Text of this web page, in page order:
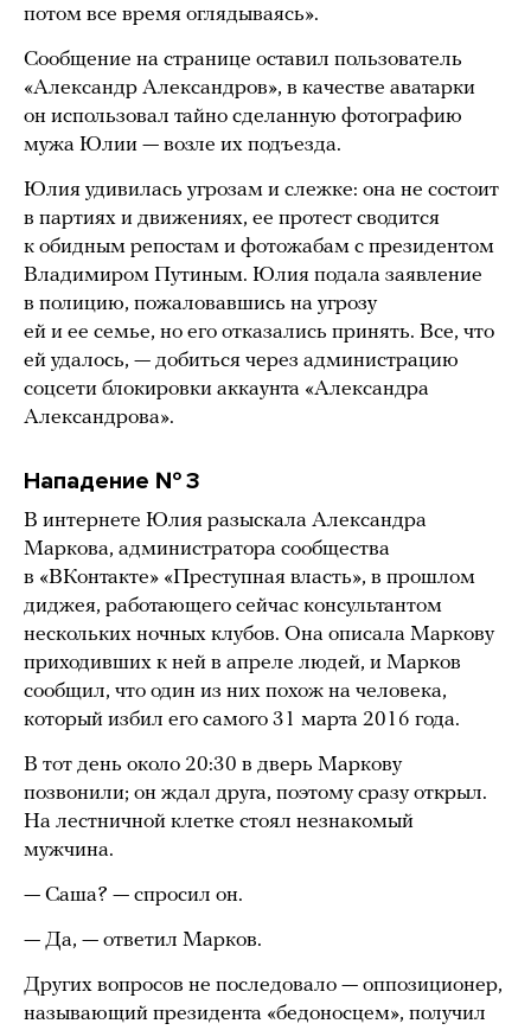
потом все время оглядываясь».
Сообщение на странице оставил пользователь
«Александр Александров», в качестве аватарки
он использовал тайно сделанную фотографию
мужа Юлии — возле их подъезда.
Юлия удивилась угрозам и слежке: она не состоит
в партиях и движениях, ее протест сводится
к обидным репостам и фотожабам с президентом
Владимиром Путиным. Юлия подала заявление
в полицию, пожаловавшись на угрозу
ей и ее семье, но его отказались принять. Все, что
ей удалось, — добиться через администрацию
соцсети блокировки аккаунта «Александра
Александрова».
Нападение № 3
В интернете Юлия разыскала Александра
Маркова, администратора сообщества
в «ВКонтакте» «Преступная власть», в прошлом
диджея, работающего сейчас консультантом
нескольких ночных клубов. Она описала Маркову
приходивших к ней в апреле людей, и Марков
сообщил, что один из них похож на человека,
который избил его самого 31 марта 2016 года.
В тот день около 20:30 в дверь Маркову
позвонили; он ждал друга, поэтому сразу открыл.
На лестничной клетке стоял незнакомый
мужчина.
— Саша? — спросил он.
— Да, — ответил Марков.
Других вопросов не последовало — оппозиционер,
называющий президента «бедоносцем», получил